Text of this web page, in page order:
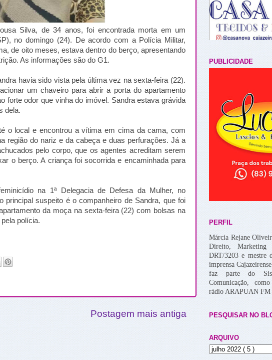
Silva, de 34 anos, foi encontrada morta em um
no domingo (24). De acordo com a Polícia Militar,
de oito meses, estava dentro do berço, apresentando
As informações são do G1.
havia sido vista pela última vez na sexta-feira (22).
um chaveiro para abrir a porta do apartamento
forte odor que vinha do imóvel. Sandra estava grávida
dela.
o local e encontrou a vítima em cima da cama, com
região do nariz e da cabeça e duas perfurações. Já a
pelo corpo, que os agentes acreditam serem
o berço. A criança foi socorrida e encaminhada para
na 1ª Delegacia de Defesa da Mulher, no
principal suspeito é o companheiro de Sandra, que foi
da moça na sexta-feira (22) com bolsas na
polícia.
Postagem mais antiga
PUBLICIDADE
PERFIL
Márcia Rejane
Direito, Marketing
DRT/3203 e mestre
imprensa
faz parte do
Comunicação,
rádio ARAPUAN FM
PESQUISAR NO
ARQUIVO